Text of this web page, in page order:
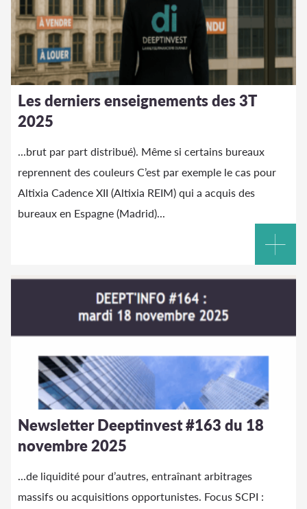
Les derniers enseignements des 3T
2025
...brut par part distribué). Même si certains bureaux
reprennent des couleurs C’est par exemple le cas pour
Altixia Cadence XII (Altixia REIM) qui a acquis des
bureaux en Espagne (Madrid)...
Newsletter Deeptinvest #163 du 18
novembre 2025
...de liquidité pour d’autres, entraînant arbitrages
massifs ou acquisitions opportunistes. Focus SCPI :